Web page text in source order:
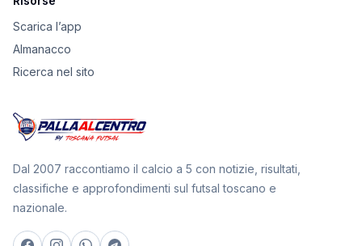
Scarica l’app
Almanacco
Ricerca nel sito
Dal 2007 raccontiamo il calcio a 5 con notizie, risultati,
classifiche e approfondimenti sul futsal toscano e
nazionale.